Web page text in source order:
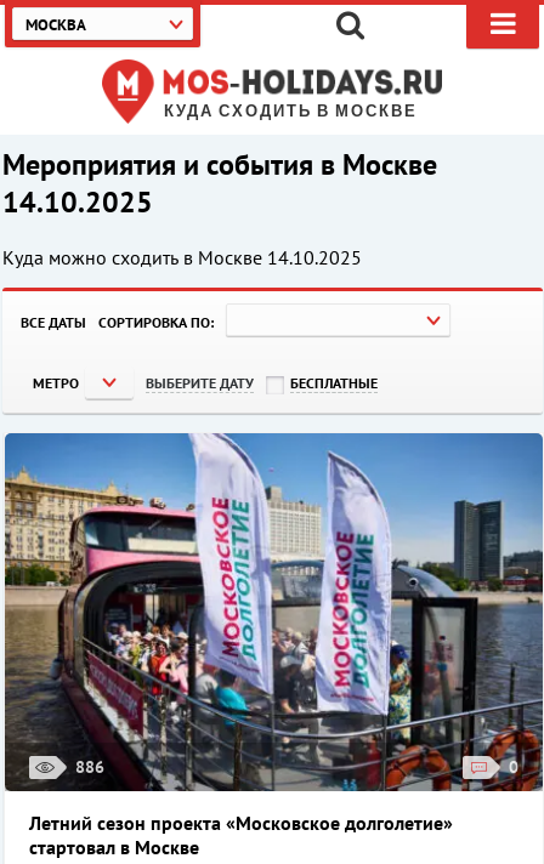
КУДА СХОДИТЬ В МОСКВЕ
МОСКВА
Мероприятия и события в Москве
14.10.2025
Куда можно сходить в Москве 14.10.2025
ВСЕ ДАТЫ СОРТИРОВКА ПО:
МЕТРО ВЫБЕРИТЕ ДАТУ БЕСПЛАТНЫЕ
886 0
Летний сезон проекта «Московское долголетие»
стартовал в Москве